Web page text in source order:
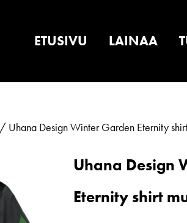
ETUSIVU LAINAA
/ Uhana Design Winter Garden Eternity
Uhana Design
Eternity shirt